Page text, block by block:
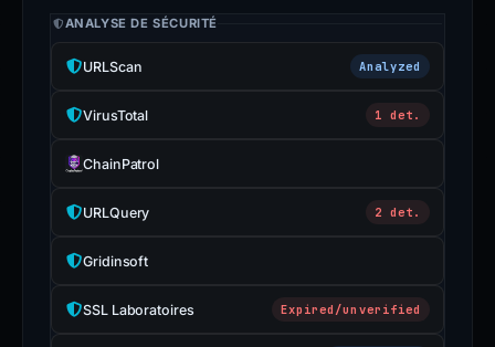
ANALYSE DE SÉCURITÉ
URLScan Analyzed
VirusTotal 1 det.
ChainPatrol
URLQuery 2 det.
Gridinsoft
SSL Laboratoires Expired/unverified